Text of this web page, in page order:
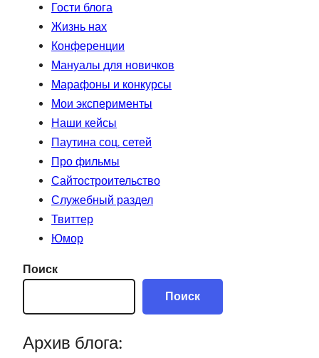
Гости блога
Жизнь нах
Конференции
Мануалы для новичков
Марафоны и конкурсы
Мои эксперименты
Наши кейсы
Паутина соц. сетей
Про фильмы
Сайтостроительство
Служебный раздел
Твиттер
Юмор
Поиск
Поиск
Архив блога: